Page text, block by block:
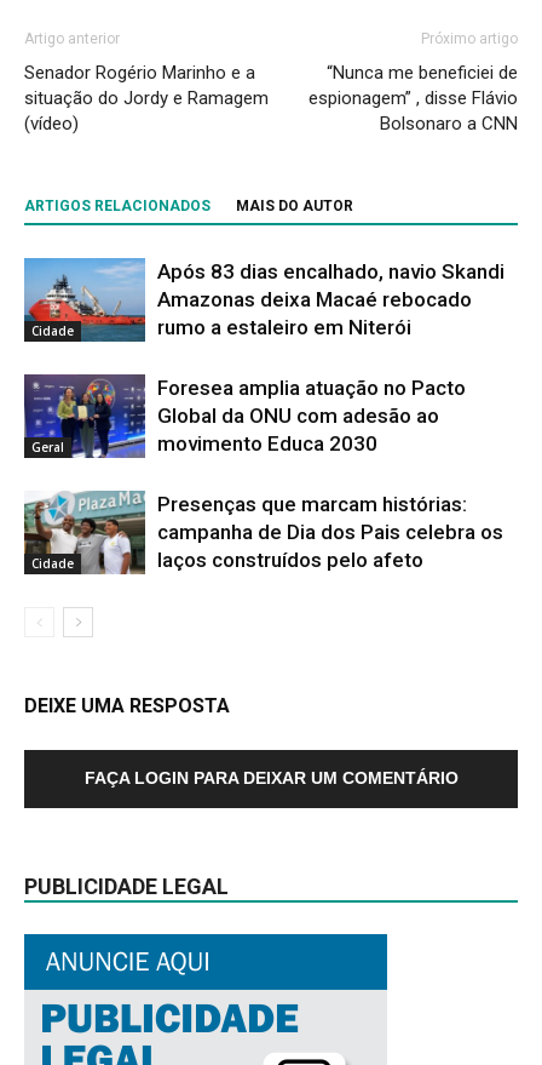
Artigo anterior
Senador Rogério Marinho e a
situação do Jordy e Ramagem
(vídeo)
Próximo artigo
“Nunca me beneficiei de
espionagem” , disse Flávio
Bolsonaro a CNN
ARTIGOS RELACIONADOS MAIS DO AUTOR
Cidade
Após 83 dias encalhado, navio Skandi
Amazonas deixa Macaé rebocado
rumo a estaleiro em Niterói
Geral
Foresea amplia atuação no Pacto
Global da ONU com adesão ao
movimento Educa 2030
Cidade
Presenças que marcam histórias:
campanha de Dia dos Pais celebra os
laços construídos pelo afeto
DEIXE UMA RESPOSTA
FAÇA LOGIN PARA DEIXAR UM COMENTÁRIO
PUBLICIDADE LEGAL